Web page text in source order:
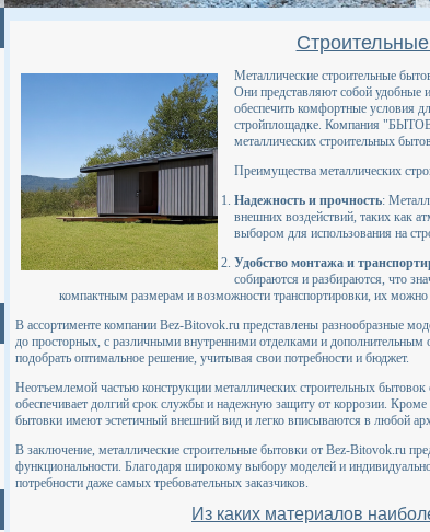
Металлические строительные
Они представляют собой удобные
обеспечить комфортные условия
стройплощадке. Компания
металлических строительных
Преимущества металлических
Надежность и прочность:
внешних воздействий, таких как
выбором для использования на
Удобство монтажа и
собираются и разбираются, что
компактным размерам и возможности транспортировки, их
В ассортименте компании Bez-Bitovok.ru представлены разнообразные
до просторных, с различными внутренними отделками и
подобрать оптимальное решение, учитывая свои потребности и бюджет.
Неотъемлемой частью конструкции металлических строительных
обеспечивает долгий срок службы и надежную защиту от коррозии.
бытовки имеют эстетичный внешний вид и легко вписываются в любой
В заключение, металлические строительные бытовки от Bez-Bitovok.ru
функциональности. Благодаря широкому выбору моделей и
потребности даже самых требовательных заказчиков.
Из каких материалов